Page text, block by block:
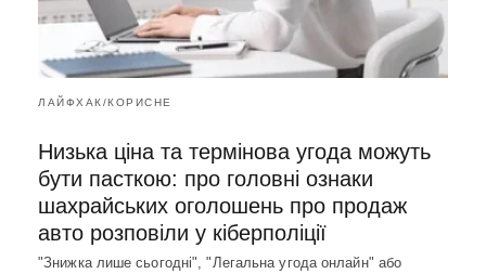
ЛАЙФХАК/КОРИСНЕ
Низька ціна та термінова угода можуть
бути пасткою: про головні ознаки
шахрайських оголошень про продаж
авто розповіли у кіберполіції
"Знижка лише сьогодні", "Легальна угода онлайн" або